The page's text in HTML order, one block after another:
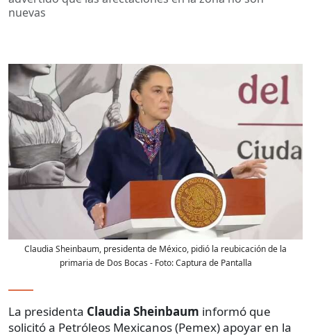
nuevas
Claudia Sheinbaum, presidenta de México, pidió la reubicación de la
primaria de Dos Bocas - Foto:Captura de Pantalla
La presidenta Claudia Sheinbaum informó que
solicitó a Petróleos Mexicanos (Pemex) apoyar en la